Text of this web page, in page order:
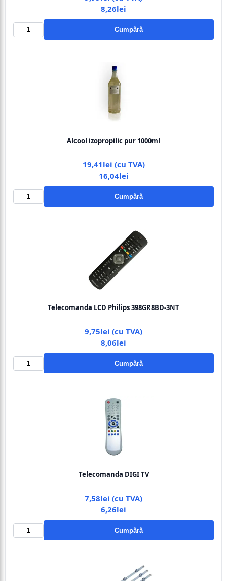
8,26lei
Cumpără
Alcool izopropilic pur 1000ml
19,41lei (cu TVA)
16,04lei
Cumpără
Telecomanda LCD Philips 398GR8BD-3NT
9,75lei (cu TVA)
8,06lei
Cumpără
Telecomanda DIGI TV
7,58lei (cu TVA)
6,26lei
Cumpără